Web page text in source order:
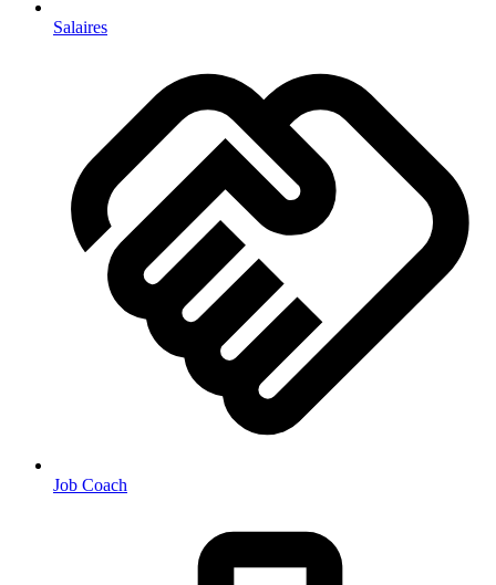
Salaires
Job Coach